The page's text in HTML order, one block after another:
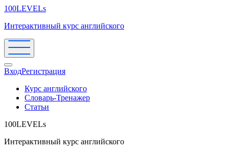
100LEVELs
Интерактивный курс английского
ВходРегистрация
Курс английского
Словарь-Тренажер
Статьи
100LEVELs
Интерактивный курс английского